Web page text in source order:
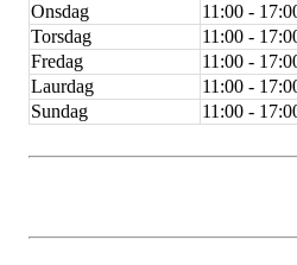
Onsdag
11:00 -
Torsdag
11:00 -
Fredag
11:00 -
Laurdag
11:00 -
Sundag
11:00 -